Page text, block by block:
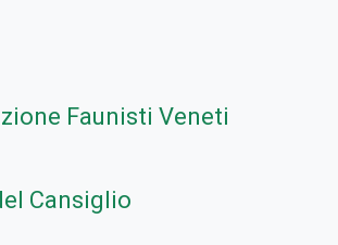
Faunisti Veneti
Cansiglio